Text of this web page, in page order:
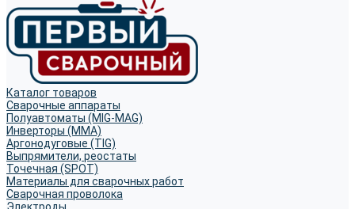
Каталог товаров
Сварочные аппараты
Полуавтоматы (MIG-MAG)
Инверторы (MMA)
Аргонодуговые (TIG)
Выпрямители, реостаты
Точечная (SPOT)
Материалы для сварочных работ
Сварочная проволока